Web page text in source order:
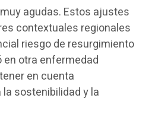
agudas. Estos ajustes
contextuales regionales
riesgo de resurgimiento
otra enfermedad
en cuenta
sostenibilidad y la